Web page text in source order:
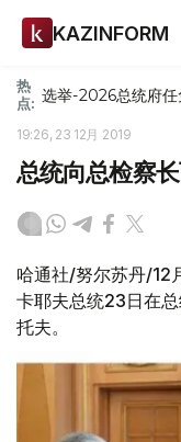
KAZINFORM
热
点: 选举-2026总统府
19:26, 23 12月 2019
总统向总检察
哈通社/努尔苏丹/
卡耶夫总统23日在
托夫。